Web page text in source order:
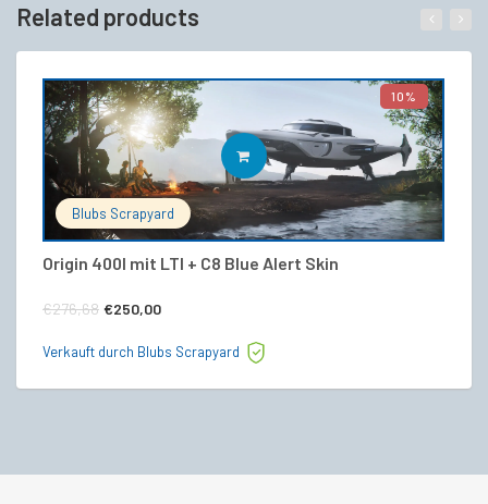
Related products
10%
Blubs Scrapyard
Origin 400I mit LTI + C8 Blue Alert Skin
€276,68 Ursprünglicher
€250,00
IN DEN WARENKORB
Verkauft durch Blubs Scrapyard